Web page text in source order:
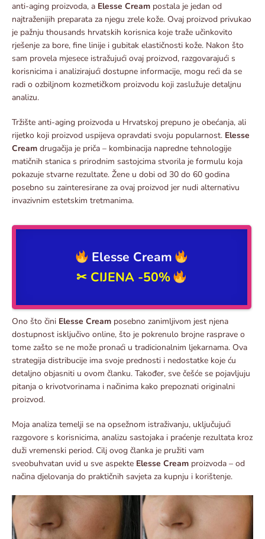
anti-aging proizvoda, a Elesse Cream postala je jedan od
najtraženijih preparata za njegu zrele kože. Ovaj proizvod privukao
je pažnju thousands hrvatskih korisnica koje traže učinkovito
rješenje za bore, fine linije i gubitak elastičnosti kože. Nakon što
sam provela mjesece istražujući ovaj proizvod, razgovarajući s
korisnicima i analizirajući dostupne informacije, mogu reći da se
radi o ozbiljnom kozmetičkom proizvodu koji zaslužuje detaljnu
analizu.
Tržište anti-aging proizvoda u Hrvatskoj prepuno je obećanja, ali
rijetko koji proizvod uspijeva opravdati svoju popularnost. Elesse
Cream drugačija je priča – kombinacija napredne tehnologije
matičnih stanica s prirodnim sastojcima stvorila je formulu koja
pokazuje stvarne rezultate. Žene u dobi od 30 do 60 godina
posebno su zainteresirane za ovaj proizvod jer nudi alternativu
invazivnim estetskim tretmanima.
Elesse Cream
✂ CIJENA -50%
Ono što čini Elesse Cream posebno zanimljivom jest njena
dostupnost isključivo online, što je pokrenulo brojne rasprave o
tome zašto se ne može pronaći u tradicionalnim ljekarnama. Ova
strategija distribucije ima svoje prednosti i nedostatke koje ću
detaljno objasniti u ovom članku. Također, sve češće se pojavljuju
pitanja o krivotvorinama i načinima kako prepoznati originalni
proizvod.
Moja analiza temelji se na opsežnom istraživanju, uključujući
razgovore s korisnicima, analizu sastojaka i praćenje rezultata kroz
duži vremenski period. Cilj ovog članka je pružiti vam
sveobuhvatan uvid u sve aspekte Elesse Cream proizvoda – od
načina djelovanja do praktičnih savjeta za kupnju i korištenje.